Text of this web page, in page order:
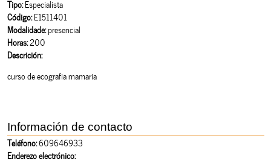
Tipo:Especialista
Código:E1511401
Modalidade:presencial
Horas:200
Descrición:
curso de ecografia mamaria
Información de contacto
Teléfono:609646933
Enderezo electrónico: